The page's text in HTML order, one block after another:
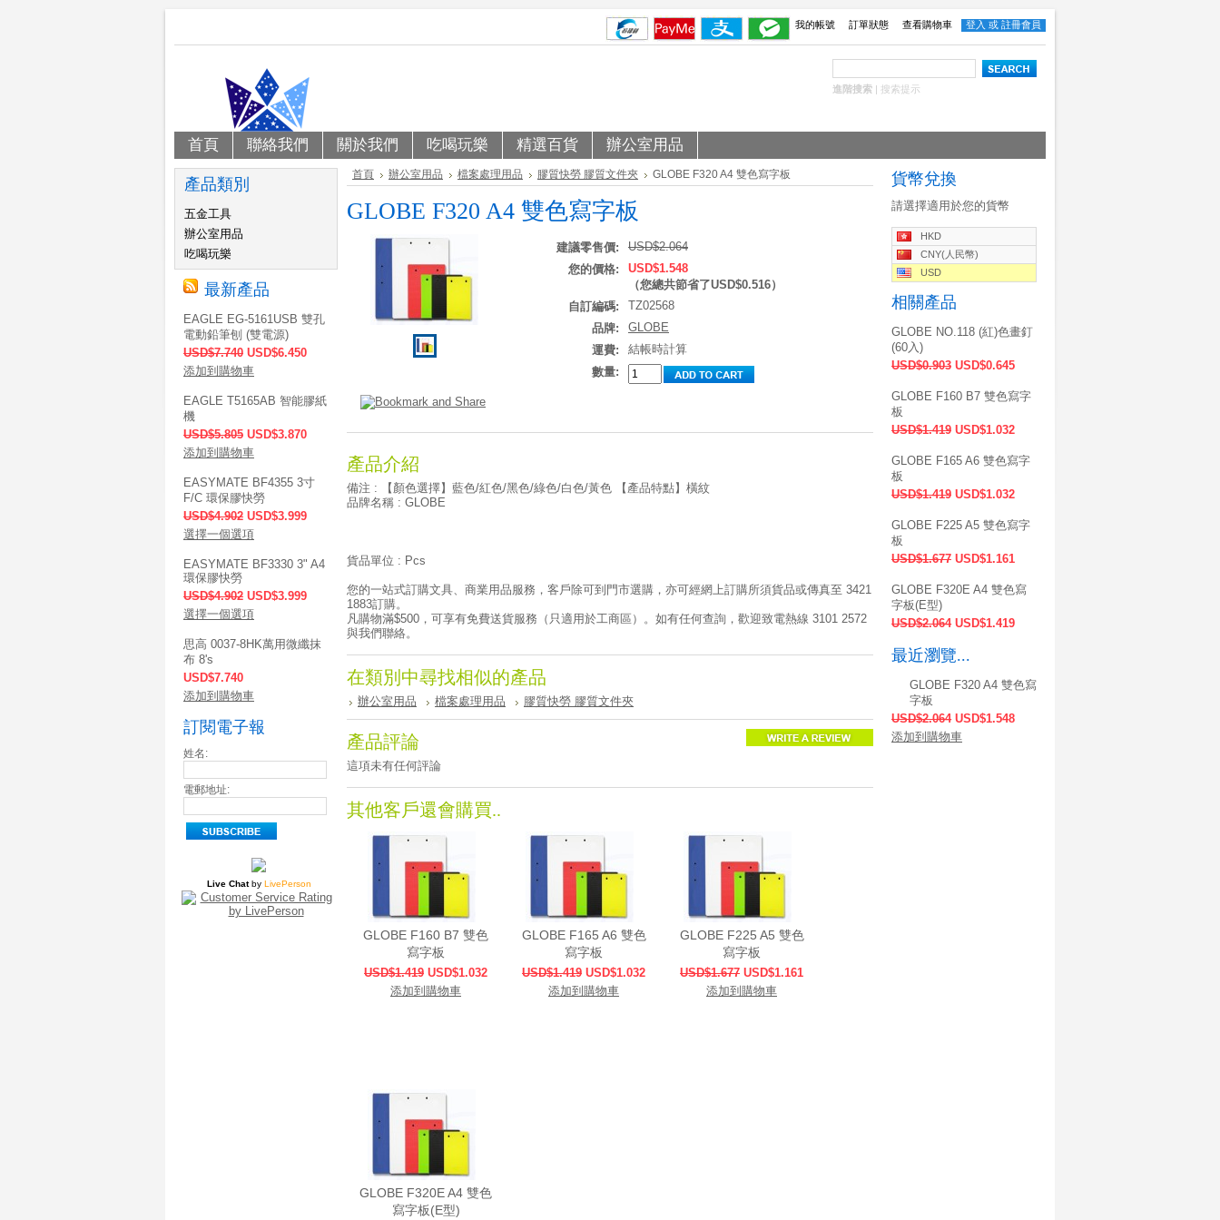
我的帳號 訂單狀態 查看購物車 登入 或 註冊會員
進階搜索 | 搜索提示
首頁 聯絡我們 關於我們 吃喝玩樂 精選百貨 辦公室用品
產品類別
五金工具
辦公室用品
吃喝玩樂
最新產品
EAGLE EG-5161USB 雙孔
電動鉛筆刨 (雙電源)
USD$7.740 USD$6.450
添加到購物車
EAGLE T5165AB 智能膠紙
機
USD$5.805 USD$3.870
添加到購物車
EASYMATE BF4355 3寸
F/C 環保膠快勞
USD$4.902 USD$3.999
選擇一個選項
EASYMATE BF3330 3" A4
環保膠快勞
USD$4.902 USD$3.999
選擇一個選項
思高 0037-8HK萬用微纖抹
布 8's
USD$7.740
添加到購物車
訂閱電子報
姓名:
電郵地址:
Live Chatby LivePerson
首頁 辦公室用品 檔案處理用品 膠質快勞 膠質文件夾 GLOBE F320 A4 雙色寫字板
GLOBE F320 A4 雙色寫字板
建議零售價:
USD$2.064
您的價格:
USD$1.548
（您總共節省了USD$0.516）
自訂編碼:
TZ02568
品牌:
GLOBE
運費:
結帳時計算
數量:
產品介紹
備注 : 【顏色選擇】藍色/紅色/黑色/綠色/白色/黃色 【產品特點】橫紋
品牌名稱 : GLOBE
貨品單位 : Pcs
您的一站式訂購文具、商業用品服務，客戶除可到門市選購，亦可經網上訂購所須貨品或傳真至 3421
1883訂購。
凡購物滿$500，可享有免費送貨服務（只適用於工商區）。如有任何查詢，歡迎致電熱線 3101 2572
與我們聯絡。
在類別中尋找相似的產品
辦公室用品 檔案處理用品 膠質快勞 膠質文件夾
產品評論
這項未有任何評論
其他客戶還會購買..
GLOBE F160 B7 雙色
寫字板
USD$1.419 USD$1.032
添加到購物車
GLOBE F165 A6 雙色
寫字板
USD$1.419 USD$1.032
添加到購物車
GLOBE F225 A5 雙色
寫字板
USD$1.677 USD$1.161
添加到購物車
GLOBE F320E A4 雙色
寫字板(E型)
貨幣兌換
請選擇適用於您的貨幣
HKD
CNY(人民幣)
USD
相關產品
GLOBE NO.118 (紅)色畫釘
(60入)
USD$0.903 USD$0.645
GLOBE F160 B7 雙色寫字
板
USD$1.419 USD$1.032
GLOBE F165 A6 雙色寫字
板
USD$1.419 USD$1.032
GLOBE F225 A5 雙色寫字
板
USD$1.677 USD$1.161
GLOBE F320E A4 雙色寫
字板(E型)
USD$2.064 USD$1.419
最近瀏覽...
GLOBE F320 A4 雙色寫
字板
USD$2.064 USD$1.548
添加到購物車